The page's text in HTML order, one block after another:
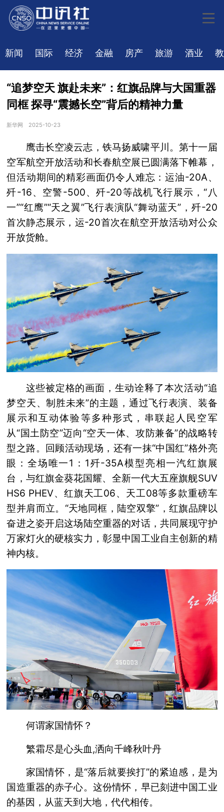
新闻 国际 经济 金融 房产 旅游 酒业
“追梦空天 旗赴未来”：红旗品牌与大国重器
同框 探寻“震撼长空”背后的精神力量
新华网 2025-10-23
鹰击长空凌云志，铁马扬威啸平川。第十一届
空军航空开放活动和长春航空展已圆满落下帷幕，
但活动期间的精彩画面仍令人难忘：运油-20A、
歼-16、空警-500、歼-20等战机飞行展示，“八
一”“红鹰”“天之翼”飞行表演队“舞动蓝天”，歼-20
首次静态展示，运-20首次在航空开放活动对公众
开放货舱。
这些被定格的画面，生动诠释了本次活动“追
梦空天、制胜未来”的主题，通过飞行表演、装备
展示和互动体验等多种形式，串联起人民空军
从“国土防空”迈向“空天一体、攻防兼备”的战略转
型之路。回顾活动现场，还有一抹“中国红”格外亮
眼：全场唯一1：1歼-35A模型亮相一汽红旗展
台，与红旗金葵花国耀、全新一代大五座旗舰SUV
HS6 PHEV、红旗天工06、天工08等多款重磅车
型并肩而立。“天地同框，陆空双擎”，红旗品牌以
奋进之姿开启这场陆空重器的对话，共同展现守护
万家灯火的硬核实力，彰显中国工业自主创新的精
神内核。
何谓家国情怀？
繁霜尽是心头血,洒向千峰秋叶丹
家国情怀，是“落后就要挨打”的紧迫感，是为
国造重器的赤子心。这份情怀，早已刻进中国工业
的基因，从蓝天到大地，代代相传。